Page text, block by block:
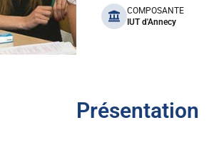
benefits
COMPOSANTE
IUT d'Annecy
Présentation